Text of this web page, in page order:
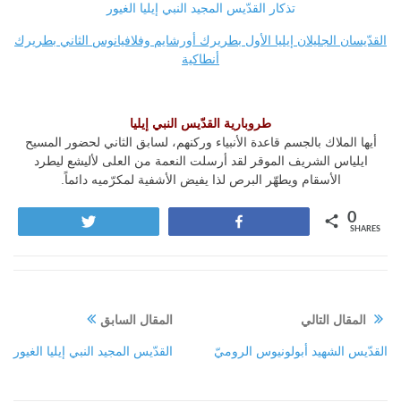
تذكار القدّيس المجيد النبي إيليا الغيور
القدّيسان الجليلان إيليا الأول بطريرك أورشايم وفلافيانوس الثاني بطريرك
أنطاكية
طروبارية القدّيس النبي إيليا
أيها الملاك بالجسم قاعدة الأنبياء وركنهم، لسابق الثاني لحضور المسيح
ايلياس الشريف الموقر لقد أرسلت النعمة من العلى لأليشع ليطرد
الأسقام ويطهّر البرص لذا يفيض الأشفية لمكرّميه دائماً.
0
SHARES
المقال السابق
القدّيس المجيد النبي إيليا الغيور
المقال التالي
القدّيس الشهيد أبولونيوس الروميّ